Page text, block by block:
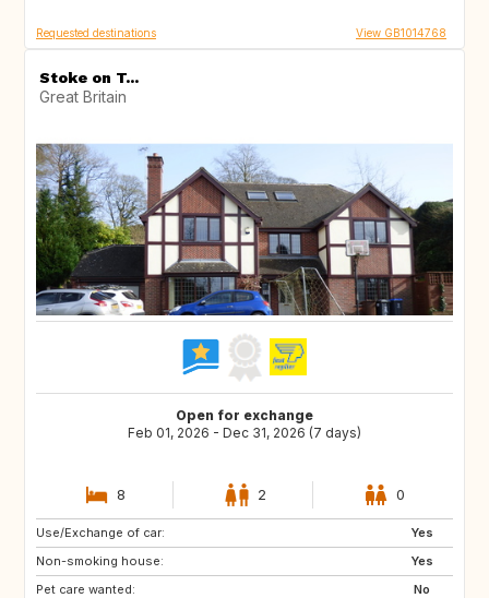
Requested destinations View GB1014768
Stoke on T...
Great Britain
Open for exchange
Feb 01, 2026 - Dec 31, 2026 (7 days)
8 2 0
Use/Exchange of car:
Yes
Non-smoking house:
Yes
Pet care wanted:
No
DK
NL
IE